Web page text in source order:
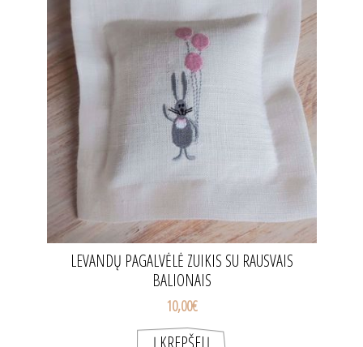
LEVANDŲ PAGALVĖLĖ ZUIKIS SU RAUSVAIS
BALIONAIS
10,00€